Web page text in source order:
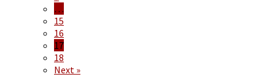
…
15
16
17
18
Next »